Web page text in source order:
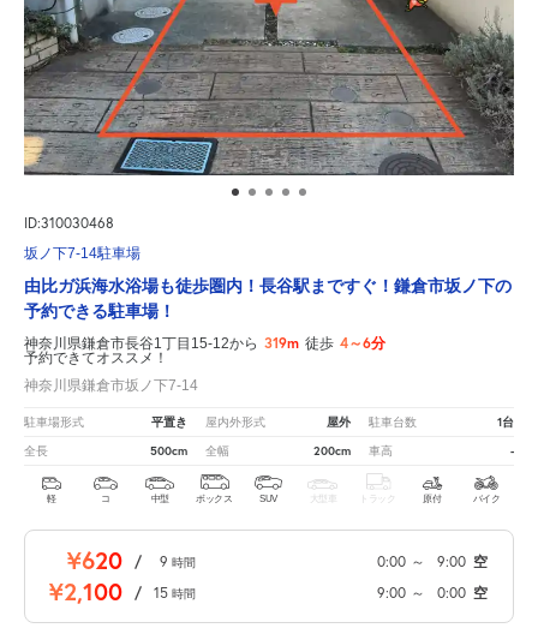
ID:310030468
坂ノ下7-14駐車場
由比ガ浜海水浴場も徒歩圏内！長谷駅まですぐ！鎌倉市坂ノ下の
予約できる駐車場！
神奈川県鎌倉市長谷1丁目15-12から 319m 徒歩 4～6分
予約できてオススメ！
神奈川県鎌倉市坂ノ下7-14
駐車場形式 平置き 屋内外形式 屋外 駐車台数 1台
全長 500cm 全幅 200cm 車高 -
軽 コ 中型 ボックス SUV 大型車 トラック 原付 バイク
¥620 / 9 時間 0:00 ～ 9:00 空
¥2,100 / 15 時間 9:00 ～ 0:00 空